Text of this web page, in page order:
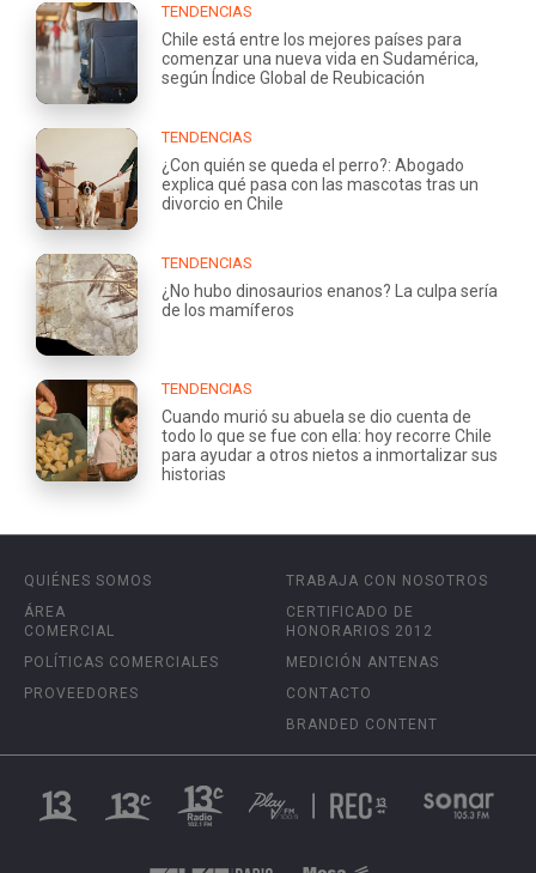
TENDENCIAS
Chile está entre los mejores países para
comenzar una nueva vida en Sudamérica,
según Índice Global de Reubicación
TENDENCIAS
¿Con quién se queda el perro?: Abogado
explica qué pasa con las mascotas tras un
divorcio en Chile
TENDENCIAS
¿No hubo dinosaurios enanos? La culpa sería
de los mamíferos
TENDENCIAS
Cuando murió su abuela se dio cuenta de
todo lo que se fue con ella: hoy recorre Chile
para ayudar a otros nietos a inmortalizar sus
historias
QUIÉNES SOMOS
ÁREA
COMERCIAL
POLÍTICAS COMERCIALES
PROVEEDORES
TRABAJA CON NOSOTROS
CERTIFICADO DE
HONORARIOS 2012
MEDICIÓN ANTENAS
CONTACTO
BRANDED CONTENT